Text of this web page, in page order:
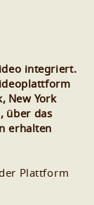
integriert.
New York
über das
erhalten
Plattform